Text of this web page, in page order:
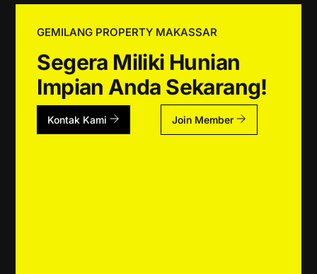
GEMILANG PROPERTY MAKASSAR
Segera Miliki Hunian
Impian Anda Sekarang!
Kontak Kami Join Member